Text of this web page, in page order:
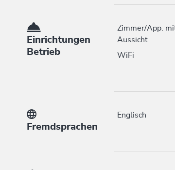
Einrichtungen
Betrieb
Zimmer/App.
Aussicht
WiFi
Fremdsprachen
Englisch